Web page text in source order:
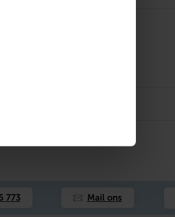
773 Mail ons